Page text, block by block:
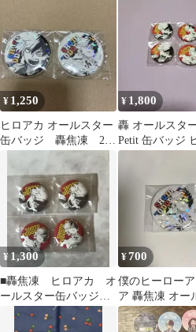
¥ 1,250
ヒロアカ オールスター
缶バッジ 轟焦凍 2個
¥ 1,800
轟 オールスタ
Petit 缶バッジ
¥1,300
■轟焦凍 ヒロアカ オ
ールスター缶バッジ
petit★
¥700
僕のヒーローア
ア 轟焦凍 オー
缶バッジ